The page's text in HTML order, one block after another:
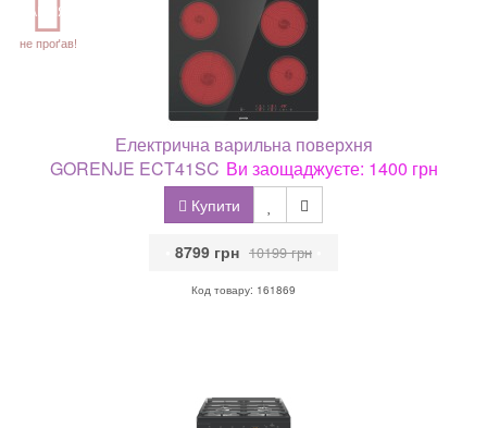
АКЦІЯ
не проґав!
Електрична варильна поверхня
GORENJE ECT41SC Ви заощаджуєте: 1400 грн
Купити
8799 грн 10199 грн
Код товару: 161869